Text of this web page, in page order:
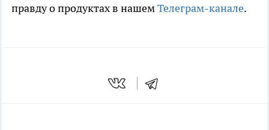
правду о продуктах в нашемТелеграм-канале.